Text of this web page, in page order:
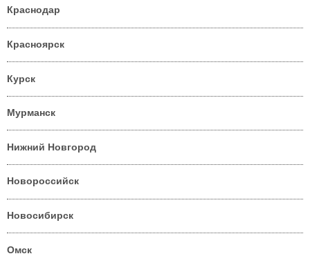
Краснодар
Красноярск
Курск
Мурманск
Нижний Новгород
Новороссийск
Новосибирск
Омск